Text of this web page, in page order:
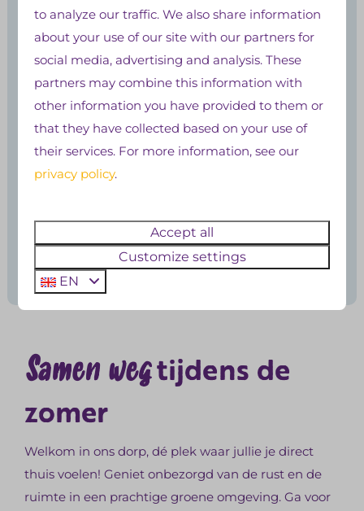
Bekijk het animatieprogramma
Samen wegtijdens de
zomer
Welkom in ons dorp, dé plek waar jullie je direct
thuis voelen! Geniet onbezorgd van de rust en de
ruimte in een prachtige groene omgeving. Ga voor
to analyze our traffic. We also share information
about your use of our site with our partners for
social media, advertising and analysis. These
partners may combine this information with
other information you have provided to them or
that they have collected based on your use of
their services. For more information, see our
privacy policy.
Accept all
Customize settings
EN